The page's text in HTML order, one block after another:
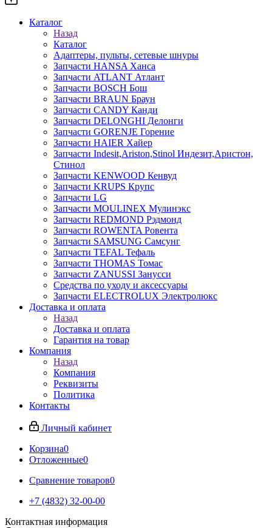
Каталог
Назад
Каталог
Адаптеры, пульты, сетевые шнуры
Запчасти HANSA Ханса
Запчасти ATLANT Атлант
Запчасти BOSCH Бош
Запчасти BRAUN Браун
Запчасти CANDY Канди
Запчасти DELONGHI Делонги
Запчасти GORENJE Горение
Запчасти HAIER Хайер
Запчасти Indesit,Ariston,Stinol Индезит,Аристон,
Стинол
Запчасти KENWOOD Кенвуд
Запчасти KRUPS Крупс
Запчасти LG
Запчасти MOULINEX Мулинэкс
Запчасти REDMOND Рэдмонд
Запчасти ROWENTA Ровента
Запчасти SAMSUNG Самсунг
Запчасти TEFAL Тефаль
Запчасти THOMAS Томас
Запчасти ZANUSSI Занусси
Средства по уходу и аксессуары
Запчасти ELECTROLUX Электролюкс
Доставка и оплата
Назад
Доставка и оплата
Гарантия на товар
Компания
Назад
Компания
Реквизиты
Политика
Контакты
Личный кабинет
Корзина0
Отложенные0
Сравнение товаров0
+7 (4832) 32-00-00
Контактная информация